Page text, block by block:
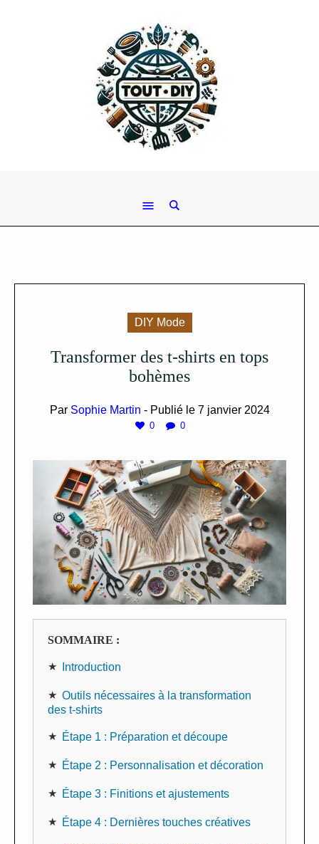
DIY Mode
Transformer des t-shirts en tops
bohèmes
Par Sophie Martin - Publié le 7 janvier 2024
0 0
SOMMAIRE :
Introduction
Outils nécessaires à la transformation
des t-shirts
Étape 1 : Préparation et découpe
Étape 2 : Personnalisation et décoration
Étape 3 : Finitions et ajustements
Étape 4 : Dernières touches créatives